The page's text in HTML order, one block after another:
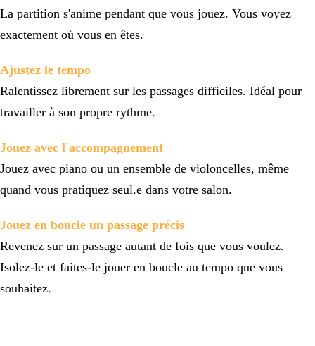
La partition s'anime pendant que vous jouez. Vous voyez
exactement où vous en êtes.
Ajustez le tempo
Ralentissez librement sur les passages difficiles. Idéal pour
travailler à son propre rythme.
Jouez avec l'accompagnement
Jouez avec piano ou un ensemble de violoncelles, même
quand vous pratiquez seul.e dans votre salon.
Jouez en boucle un passage précis
Revenez sur un passage autant de fois que vous voulez.
Isolez-le et faites-le jouer en boucle au tempo que vous
souhaitez.